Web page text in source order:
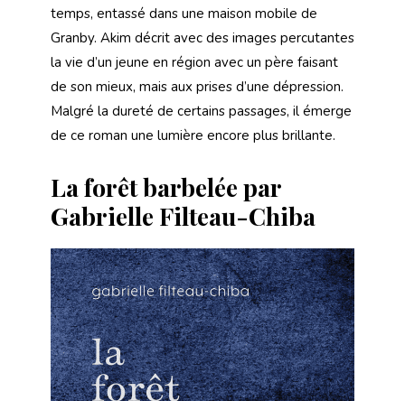
temps, entassé dans une maison mobile de
Granby. Akim décrit avec des images percutantes
la vie d’un jeune en région avec un père faisant
de son mieux, mais aux prises d’une dépression.
Malgré la dureté de certains passages, il émerge
de ce roman une lumière encore plus brillante.
La forêt barbelée par
Gabrielle Filteau-Chiba